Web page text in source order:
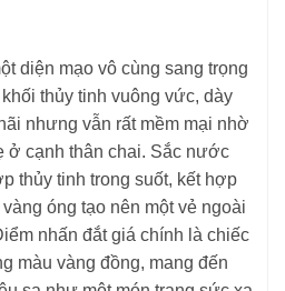
diện mạo vô cùng sang trọng
thủy tinh vuông vức, dày
nhưng vẫn rất mềm mại nhờ
ở cạnh thân chai. Sắc nước
thủy tinh trong suốt, kết hợp
óng tạo nên một vẻ ngoài
nhấn đắt giá chính là chiếc
màu vàng đồng, mang đến